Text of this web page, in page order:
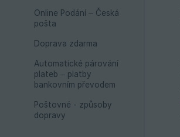
Online Podání – Česká
pošta
Doprava zdarma
Automatické párování
plateb – platby
bankovním převodem
Poštovné - způsoby
dopravy